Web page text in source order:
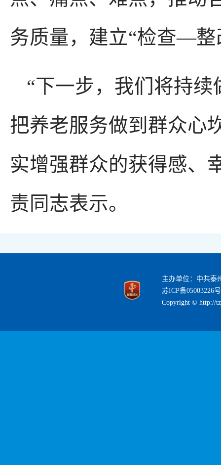
务质量，建立“检查—
“下一步，我们将持
把养老服务做到群众心
实增强群众的获得感、
责同志表示。
主办单位：中共泰
苏ICP备05003226号
Copyright © http://